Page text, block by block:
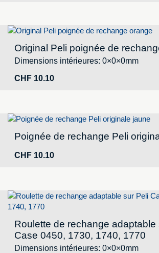
Original Peli poignée de
Dimensions intérieures: 0×0×0mm
CHF 10.10
Poignée de rechange Peli
CHF 10.10
Roulette de rechange adaptable
Case 0450, 1730, 1740, 1770
Dimensions intérieures: 0×0×0mm